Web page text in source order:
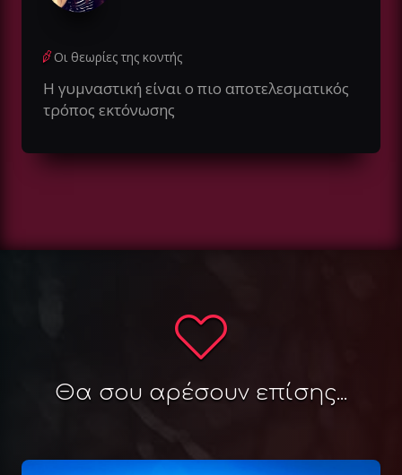
Οι θεωρίες της κοντής
Η γυμναστική είναι ο πιο αποτελεσματικός
τρόπος εκτόνωσης
Θα σου αρέσουν επίσης...